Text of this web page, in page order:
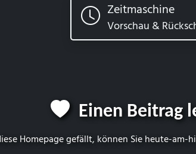
Zeitmaschine
Vorschau &
Einen Beitrag
Homepage gefällt, können Sieheute-am-